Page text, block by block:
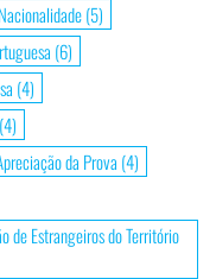
Nacionalidade(5)
(6)
(4)
(4)
da Prova (4)
de Estrangeiros do Território